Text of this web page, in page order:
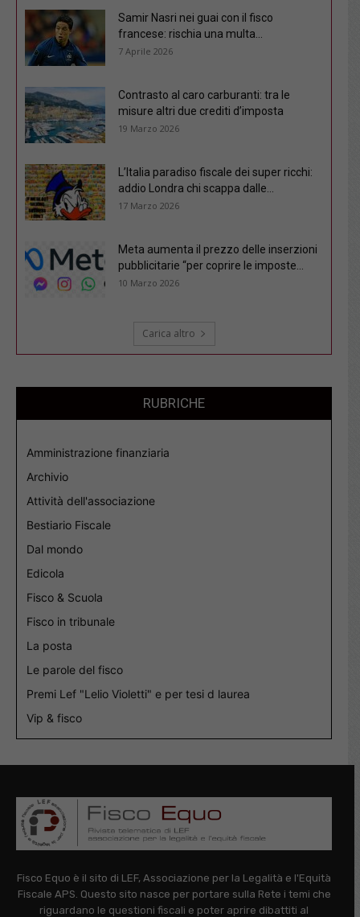
Samir Nasri nei guai con il fisco
francese: rischia una multa...
7 Aprile 2026
Contrasto al caro carburanti: tra le
misure altri due crediti d’imposta
19 Marzo 2026
L’Italia paradiso fiscale dei super ricchi:
addio Londra chi scappa dalle...
17 Marzo 2026
Meta aumenta il prezzo delle inserzioni
pubblicitarie “per coprire le imposte...
10 Marzo 2026
Carica altro
RUBRICHE
Amministrazione finanziaria
Archivio
Attività dell'associazione
Bestiario Fiscale
Dal mondo
Edicola
Fisco & Scuola
Fisco in tribunale
La posta
Le parole del fisco
Premi Lef "Lelio Violetti" e per tesi d laurea
Vip & fisco
Fisco Equo è il sito di LEF, Associazione per la Legalità e l'Equità
Fiscale APS. Questo sito nasce per portare sulla Rete i temi che
riguardano le questioni fiscali e poter aprire dibattiti al